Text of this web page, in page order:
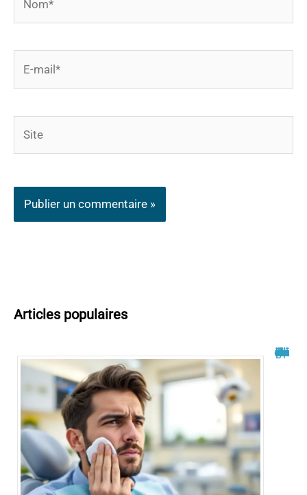
Articles populaires
Philippe Bilger malade du cancer : un combat dévoilé